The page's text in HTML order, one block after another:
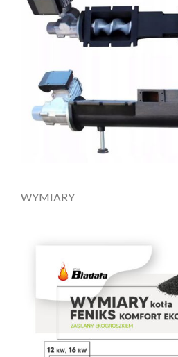
WYMIARY